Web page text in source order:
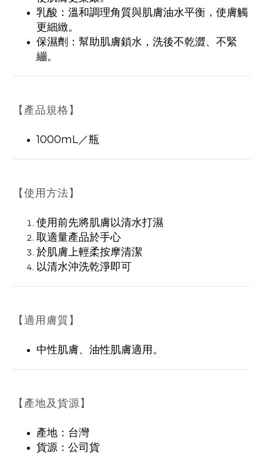
乳酸：溫和調理角質與肌膚油水平衡，使膚觸
更細緻。
保濕劑：幫助肌膚鎖水，洗後不乾澀、不緊
繃。
【產品規格】
1000mL／瓶
【使用方法】
使用前先將肌膚以清水打濕
取適量產品於手心
於肌膚上輕柔按摩清潔
以清水沖洗乾淨即可
【適用膚質】
中性肌膚、油性肌膚適用。
【產地及貨源】
產地：台灣
貨源：公司貨